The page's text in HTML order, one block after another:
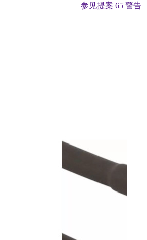
参见提案 65 警告